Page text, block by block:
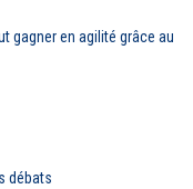
gagner en agilité grâce au
débats